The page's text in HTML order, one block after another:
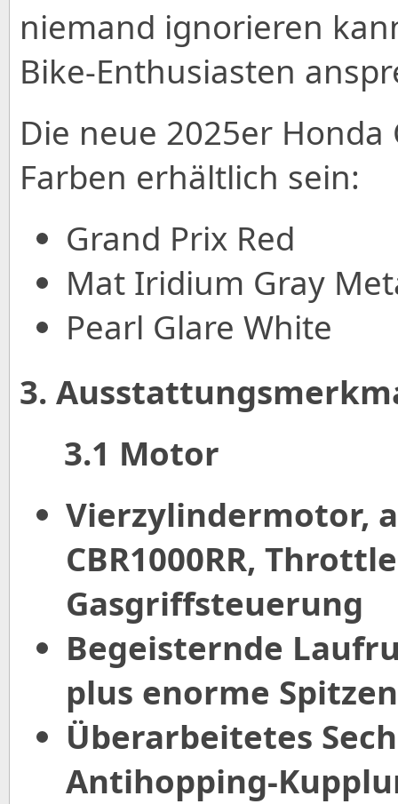
niemand ignorieren
Bike-Enthusiasten
Die neue 2025er
Farben erhältlich sein:
Grand Prix Red
Mat Iridium Gray
Pearl Glare White
3.
3.1 Motor
Vierzylindermotor,
CBR1000RR,
Gasgriffsteuerung
Begeisternde
plus enorme
Überarbeitetes
Antihopping-